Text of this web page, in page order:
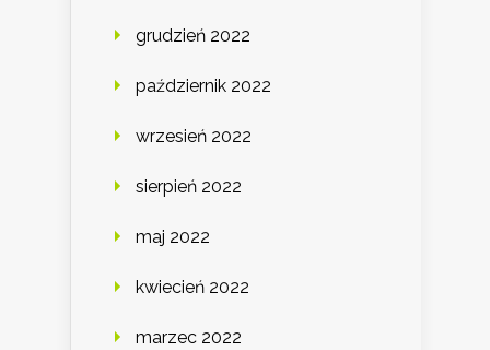
grudzień 2022
październik 2022
wrzesień 2022
sierpień 2022
maj 2022
kwiecień 2022
marzec 2022